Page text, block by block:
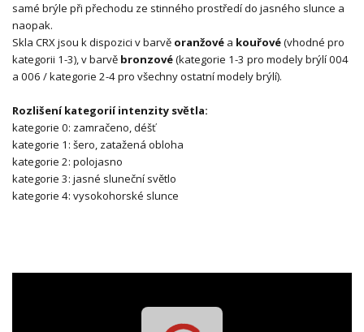
samé brýle při přechodu ze stinného prostředí do jasného slunce a
naopak.
Skla CRX jsou k dispozici v barvě oranžové a kouřové(vhodné pro
kategorii 1-3), v barvě bronzové(kategorie 1-3 pro modely brýlí 004
a 006 / kategorie 2-4 pro všechny ostatní modely brýlí).
Rozlišení kategorií intenzity světla:
kategorie 0: zamračeno, déšť
kategorie 1: šero, zatažená obloha
kategorie 2: polojasno
kategorie 3: jasné sluneční světlo
kategorie 4: vysokohorské slunce